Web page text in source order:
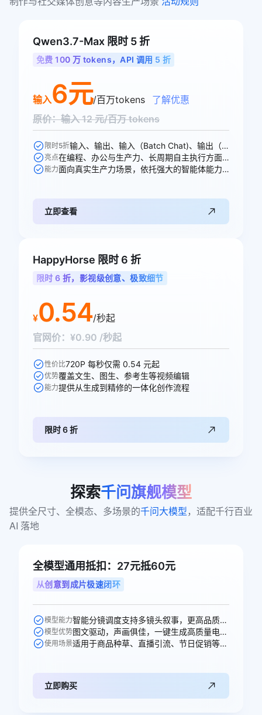
Qwen3.7-Max 限时 5 折
免费 100 万 tokens，API 调用 5 折
输入6元/百万tokens
了解优惠
原价：输入 12 元/百万 tokens
限时5折 输入、输出、输入（Batch Chat)、输出（Batch Chat)、显式缓存创建、显式缓存命中 6 个模型计费价格可参与活动
亮点 在编程、办公与生产力、长周期自主执行方面均能出色胜任各项任务
能力 面向真实生产力场景，依托强大的智能体能力，全面重塑专业工作流
立即查看
HappyHorse 限时 6 折
限时 6 折，影视级创意、极致细节
¥0.54/秒起
官网价：¥0.90 /秒起
性价比720P 每秒仅需 0.54 元起
优势覆盖文生、图生、参考生等视频编辑
能力提供从生成到精修的一体化创作流程
限时 6 折
探索千问旗舰模型
提供全尺寸、全模态、多场景的千问大模型，适配千行百业
AI 落地
全模型通用抵扣：27元抵60元
从创意到成片极速闭环
模型能力 智能分镜调度支持多镜头叙事，更高品质的声音生成，多人稳定对话。
模型优势 图文驱动，声画俱佳，一键生成高质量电商、广告场景视频。
使用场景 适用于商品种草、直播引流、节日促销等电商、广告、短剧视频创作场景。
立即购买